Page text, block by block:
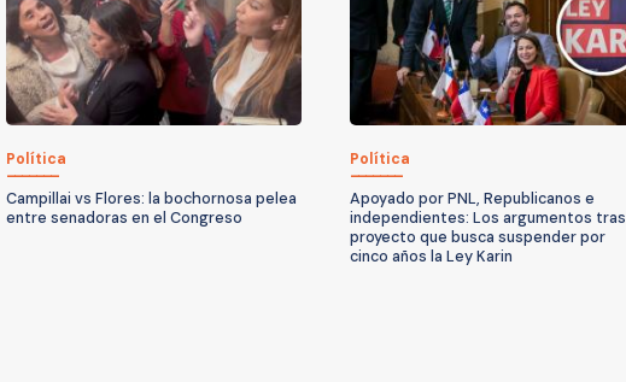
Política
Campillai vs Flores: la bochornosa pelea
entre senadoras en el Congreso
Política
Apoyado por PNL, Republicanos e
independientes: Los argumentos tras
proyecto que busca suspender por
cinco años la Ley Karin